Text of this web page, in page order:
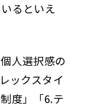
るといえ
人選択感の
ックスタイ
度」「6.テ